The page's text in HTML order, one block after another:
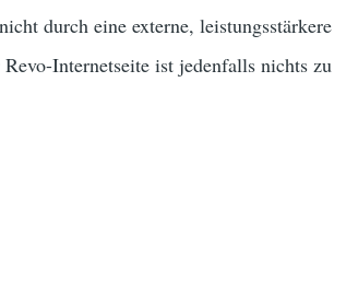
durch eine externe, leistungsstärkere
Internetseite ist jedenfalls nichts zu